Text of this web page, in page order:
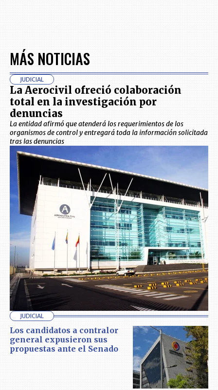
MÁS NOTICIAS
JUDICIAL
La Aerocivil ofreció colaboración
total en la investigación por
denuncias
La entidad afirmó que atenderá los requerimientos de los
organismos de control y entregará toda la información solicitada
tras las denuncias
JUDICIAL
Los candidatos a contralor
general expusieron sus
propuestas ante el Senado